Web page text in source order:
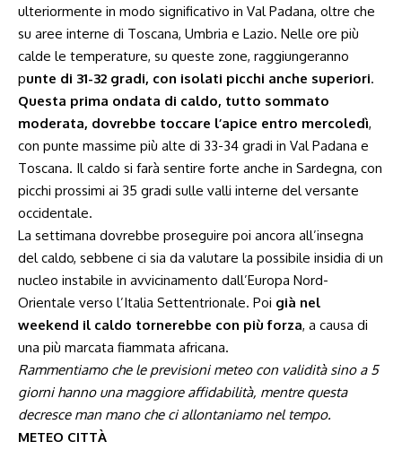
ulteriormente in modo significativo in Val Padana, oltre che
su aree interne di Toscana, Umbria e Lazio. Nelle ore più
calde le temperature, su queste zone, raggiungeranno
punte di 31-32 gradi, con isolati picchi anche superiori.
Questa prima ondata di caldo, tutto sommato
moderata, dovrebbe toccare l’apice entro mercoledì,
con punte massime più alte di 33-34 gradi in Val Padana e
Toscana. Il caldo si farà sentire forte anche in Sardegna, con
picchi prossimi ai 35 gradi sulle valli interne del versante
occidentale.
La settimana dovrebbe proseguire poi ancora all’insegna
del caldo, sebbene ci sia da valutare la possibile insidia di un
nucleo instabile in avvicinamento dall’Europa Nord-
Orientale verso l’Italia Settentrionale. Poi già nel
weekend il caldo tornerebbe con più forza, a causa di
una più marcata fiammata africana.
Rammentiamo che le previsioni meteo con validità sino a 5
giorni hanno una maggiore affidabilità, mentre questa
decresce man mano che ci allontaniamo nel tempo.
METEO CITTÀ